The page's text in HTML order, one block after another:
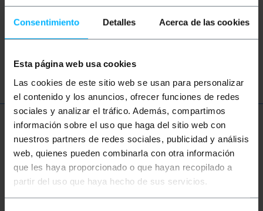
Consentimiento Detalles Acerca de las cookies
Esta página web usa cookies
Las cookies de este sitio web se usan para personalizar
el contenido y los anuncios, ofrecer funciones de redes
sociales y analizar el tráfico. Además, compartimos
información sobre el uso que haga del sitio web con
nuestros partners de redes sociales, publicidad y análisis
web, quienes pueden combinarla con otra información
que les haya proporcionado o que hayan recopilado a
partir del uso que haya hecho de sus servicios.
ftth fibra óptica
Más información
Descripción